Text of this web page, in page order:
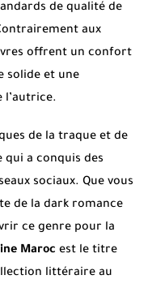
de qualité de
aux
offrent un confort
solide et une
l’autrice.
de la traque et de
qui a conquis des
sociaux. Que vous
de la dark romance
ce genre pour la
Maroc est le titre
littéraire au